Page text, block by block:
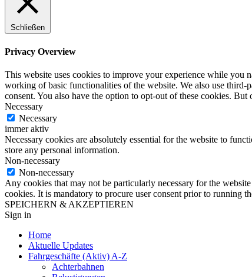
Schließen
Privacy Overview
This website uses cookies to improve your experience while you
working of basic functionalities of the website. We also use
consent. You also have the option to opt-out of these cookies.
Necessary
Necessary
immer aktiv
Necessary cookies are absolutely essential for the website to
store any personal information.
Non-necessary
Non-necessary
Any cookies that may not be particularly necessary for the
cookies. It is mandatory to procure user consent prior to running
SPEICHERN & AKZEPTIEREN
Sign in
Home
Aktuelle Updates
Fahrgeschäfte (Aktiv) A-Z
Achterbahnen